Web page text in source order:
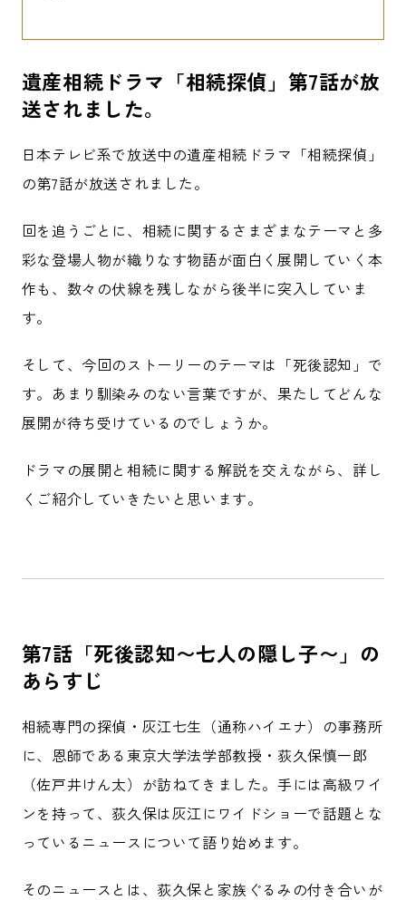
遺産相続ドラマ「相続探偵」第7話が放
送されました。
日本テレビ系で放送中の遺産相続ドラマ「相続探偵」
の第7話が放送されました。
回を追うごとに、相続に関するさまざまなテーマと多
彩な登場人物が織りなす物語が面白く展開していく本
作も、数々の伏線を残しながら後半に突入していま
す。
そして、今回のストーリーのテーマは「死後認知」で
す。あまり馴染みのない言葉ですが、果たしてどんな
展開が待ち受けているのでしょうか。
ドラマの展開と相続に関する解説を交えながら、詳し
くご紹介していきたいと思います。
第7話「死後認知〜七人の隠し子〜」の
あらすじ
相続専門の探偵・灰江七生（通称ハイエナ）の事務所
に、恩師である東京大学法学部教授・荻久保慎一郎
（佐戸井けん太）が訪ねてきました。手には高級ワイ
ンを持って、荻久保は灰江にワイドショーで話題とな
っているニュースについて語り始めます。
そのニュースとは、荻久保と家族ぐるみの付き合いが